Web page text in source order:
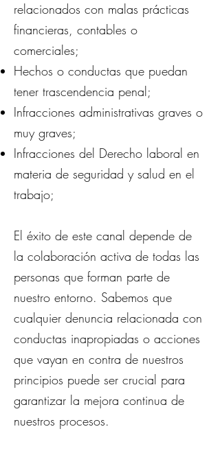
relacionados con malas prácticas
financieras, contables o
comerciales;
Hechos o conductas que puedan
tener trascendencia penal;
Infracciones administrativas graves o
muy graves;
Infracciones del Derecho laboral en
materia de seguridad y salud en el
trabajo;
El éxito de este canal depende de
la colaboración activa de todas las
personas que forman parte de
nuestro entorno. Sabemos que
cualquier denuncia relacionada con
conductas inapropiadas o acciones
que vayan en contra de nuestros
principios puede ser crucial para
garantizar la mejora continua de
nuestros procesos.